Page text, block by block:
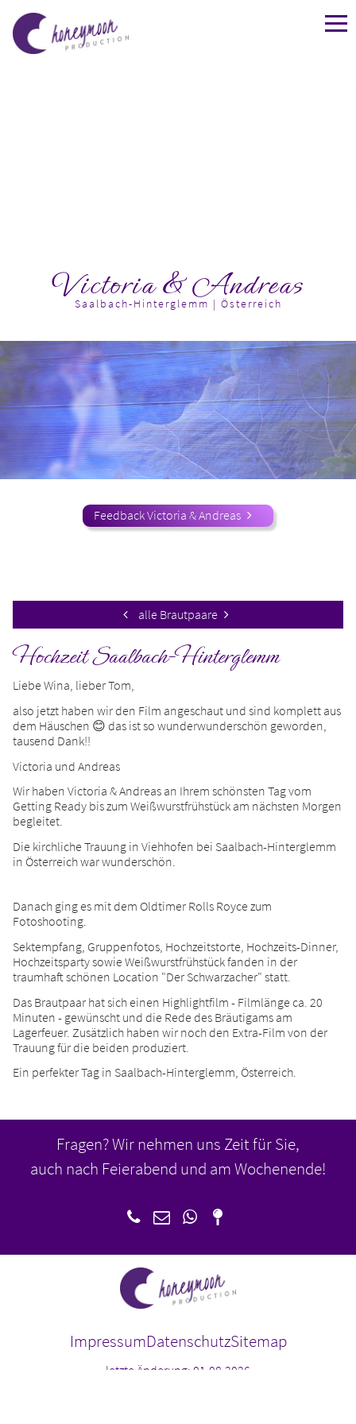
Victoria & Andreas
Saalbach-Hinterglemm | Österreich
Feedback Victoria & Andreas
alle Brautpaare
Hochzeit Saalbach-Hinterglemm
Liebe Wina, lieber Tom,
also jetzt haben wir den Film angeschaut und sind komplett aus
dem Häuschen 😊 das ist so wunderwunderschön geworden,
tausend Dank!!
Victoria und Andreas
Wir haben Victoria & Andreas an Ihrem schönsten Tag vom
Getting Ready bis zum Weißwurstfrühstück am nächsten Morgen
begleitet.
Die kirchliche Trauung in Viehhofen bei Saalbach-Hinterglemm
in Österreich war wunderschön.
Danach ging es mit dem Oldtimer Rolls Royce zum
Fotoshooting.
Sektempfang, Gruppenfotos, Hochzeitstorte, Hochzeits-Dinner,
Hochzeitsparty sowie Weißwurstfrühstück fanden in der
traumhaft schönen Location "Der Schwarzacher" statt.
Das Brautpaar hat sich einen Highlightfilm - Filmlänge ca. 20
Minuten - gewünscht und die Rede des Bräutigams am
Lagerfeuer. Zusätzlich haben wir noch den Extra-Film von der
Trauung für die beiden produziert.
Ein perfekter Tag in Saalbach-Hinterglemm, Österreich.
Fragen? Wir nehmen uns Zeit für Sie,
auch nach Feierabend und am Wochenende!
ImpressumDatenschutzSitemap
letzte Änderung: 01.08.2026